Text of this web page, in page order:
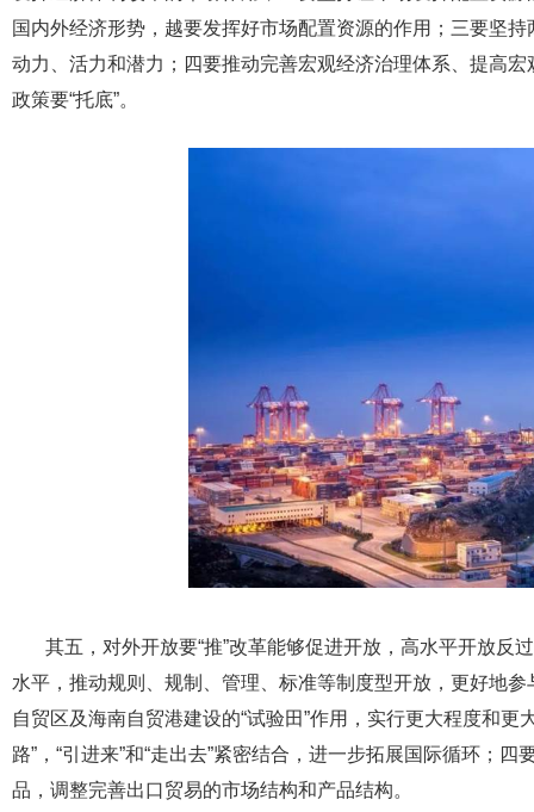
国内外经济形势，越要发挥好市场配置资源的作用；三要坚
动力、活力和潜力；四要推动完善宏观经济治理体系、提高宏
政策要“托底”。
其五，对外开放要“推”改革能够促进开放，高水平开放
水平，推动规则、规制、管理、标准等制度型开放，更好地
自贸区及海南自贸港建设的“试验田”作用，实行更大程度和
路”，“引进来”和“走出去”紧密结合，进一步拓展国际循环；
品，调整完善出口贸易的市场结构和产品结构。